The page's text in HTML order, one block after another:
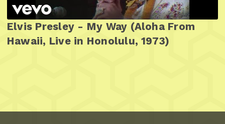
Elvis Presley - My Way (Aloha From
Hawaii, Live in Honolulu, 1973)